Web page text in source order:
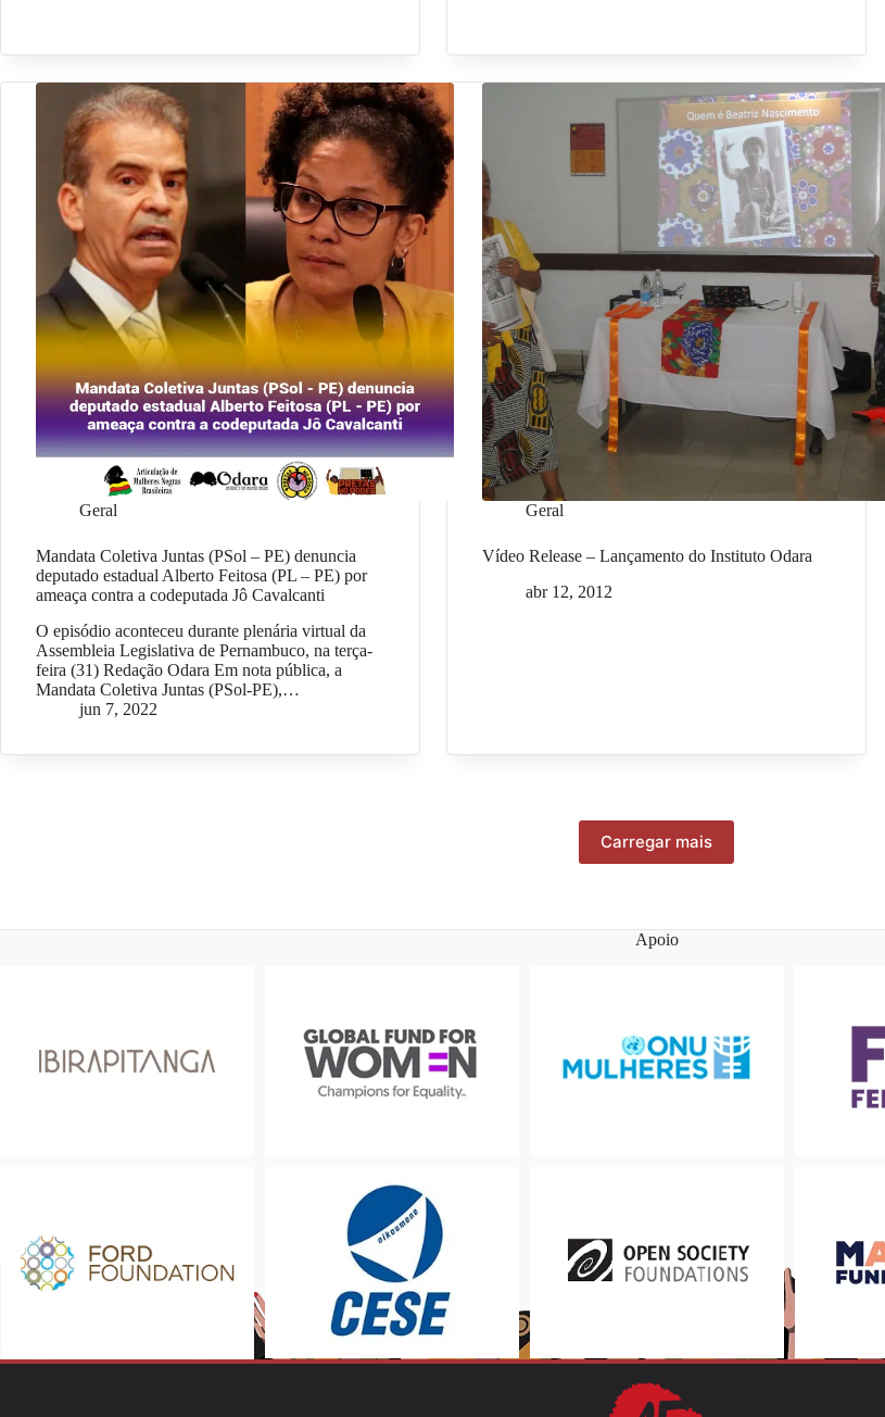
Geral
Mandata Coletiva Juntas (PSol – PE) denuncia
deputado estadual Alberto Feitosa (PL – PE) por
ameaça contra a codeputada Jô Cavalcanti
O episódio aconteceu durante plenária virtual da
Assembleia Legislativa de Pernambuco, na terça-
feira (31) Redação Odara Em nota pública, a
Mandata Coletiva Juntas (PSol-PE),…
jun 7, 2022
Geral
Vídeo Release – Lançamento do Instituto Odara
abr 12, 2012
Carregar mais
Apoio